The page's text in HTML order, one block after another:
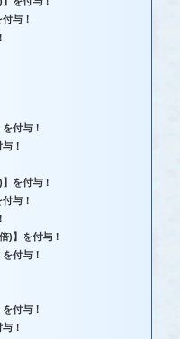
与！
付与！
！
を付与！
与！
)】を付与！
付与！
付与！
！